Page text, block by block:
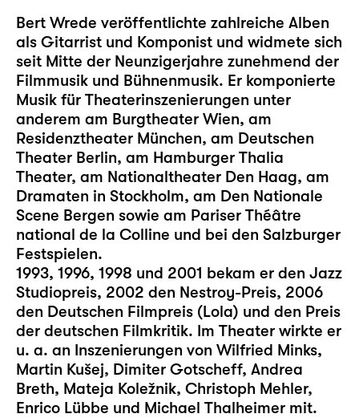
Bert Wrede veröffentlichte zahlreiche Alben
als Gitarrist und Komponist und widmete sich
seit Mitte der Neunzigerjahre zunehmend der
Filmmusik und Bühnenmusik. Er komponierte
Musik für Theaterinszenierungen unter
anderem am Burgtheater Wien, am
Residenztheater München, am Deutschen
Theater Berlin, am Hamburger Thalia
Theater, am Nationaltheater Den Haag, am
Dramaten in Stockholm, am Den Nationale
Scene Bergen sowie am Pariser Théâtre
national de la Colline und bei den Salzburger
Festspielen.
1993, 1996, 1998 und 2001 bekam er den Jazz
Studiopreis, 2002 den Nestroy-Preis, 2006
den Deutschen Filmpreis (Lola) und den Preis
der deutschen Filmkritik. Im Theater wirkte er
u. a. an Inszenierungen von Wilfried Minks,
Martin Kušej, Dimiter Gotscheff, Andrea
Breth, Mateja Koležnik, Christoph Mehler,
Enrico Lübbe und Michael Thalheimer mit.